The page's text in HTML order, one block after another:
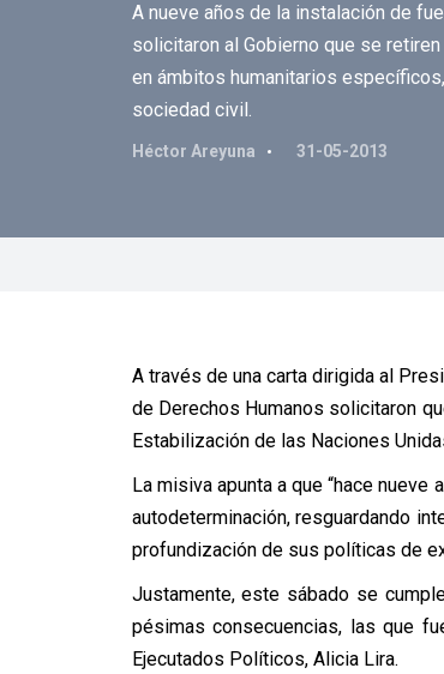
A nueve años de la instalación de
solicitaron al Gobierno que se
en ámbitos humanitarios
sociedad civil.
Héctor Areyuna 31-05-2013
A través de una carta dirigida al
de Derechos Humanos solicitaron
Estabilización de las Naciones
La misiva apunta a que “hace
autodeterminación, resguardando
profundización de sus políticas de
Justamente, este sábado se
pésimas consecuencias, las que
Ejecutados Políticos, Alicia Lira.